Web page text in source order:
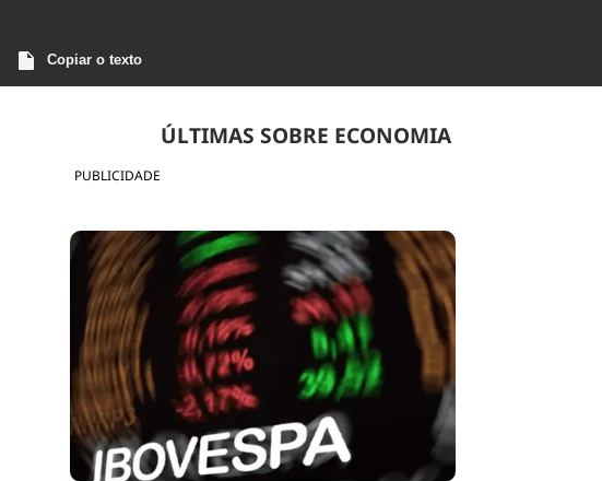
Copiar o texto
PUBLICIDADE
ÚLTIMAS SOBRE ECONOMIA